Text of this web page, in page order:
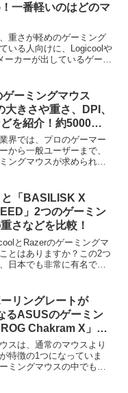
一番軽いのはどのマ
重さが軽めのゲーミング
いる人向けに、Logicoolや
ーカーが出しているゲーミ
などについても一緒にま
ーミングマウス
大きさや重さ、DPI、
を紹介！約5000円
い！
界では、プロのゲーマー
から一般ユーザーまで、
ングマウスが求められて
事では、その魅力的な特
...
と「BASILISK X
」2つのゲーミン
さなどを比較！
とRazerのゲーミングマ
とはありますか？この2つ
日本でも非常に有名でこ
Razerの「B...
リングレートが
るASUSのゲーミン
Chakram X」を
スは、通常のマウスより
特徴の1つになっていま
ミングマウスの中でもポ